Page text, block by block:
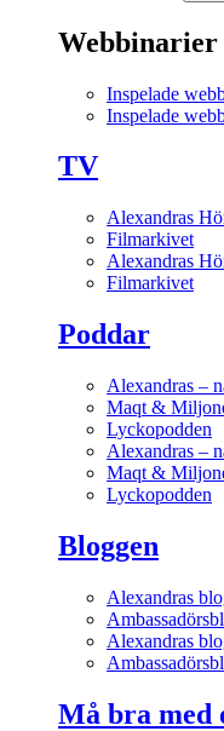
Webbinarier
Inspelade
Inspelade
TV
Alexandras
Filmarkivet
Alexandras
Filmarkivet
Poddar
Alexandras –
Maqt &
Lyckopodden
Alexandras –
Maqt &
Lyckopodden
Bloggen
Alexandras
Alexandras
Må bra med